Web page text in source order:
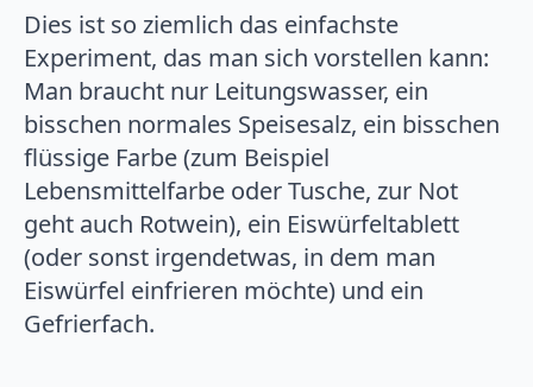
Dies ist so ziemlich das einfachste
Experiment, das man sich vorstellen kann:
Man braucht nur Leitungswasser, ein
bisschen normales Speisesalz, ein bisschen
flüssige Farbe (zum Beispiel
Lebensmittelfarbe oder Tusche, zur Not
geht auch Rotwein), ein Eiswürfeltablett
(oder sonst irgendetwas, in dem man
Eiswürfel einfrieren möchte) und ein
Gefrierfach.